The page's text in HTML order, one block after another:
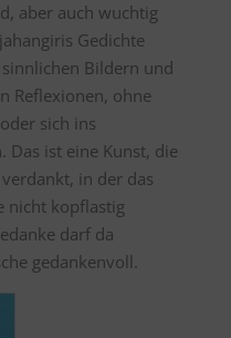
aber auch wuchtig
Gedichte
Bildern und
Reflexionen, ohne
sich ins
Das ist eine Kunst, die
in der das
nicht kopflastig
darf da
gedankenvoll.